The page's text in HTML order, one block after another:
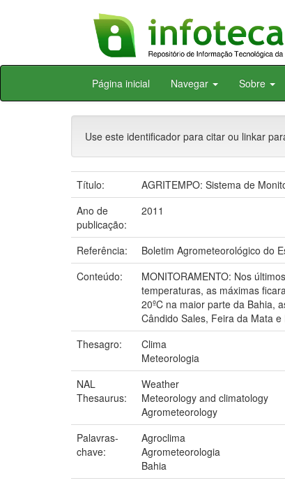
Skip
Página inicial Navegar Sobre
Use este identificador para citar ou linkar
Título:
AGRITEMPO: Sistema de
Ano de
publicação:
2011
Referência:
Boletim Agrometeorológico do
Conteúdo:
MONITORAMENTO: Nos
temperaturas, as máximas
20ºC na maior parte da Bahia,
Cândido Sales, Feira da Mata
Thesagro:
Clima
Meteorologia
NAL
Thesaurus:
Weather
Meteorology and climatology
Agrometeorology
Palavras-
chave:
Agroclima
Agrometeorologia
Bahia